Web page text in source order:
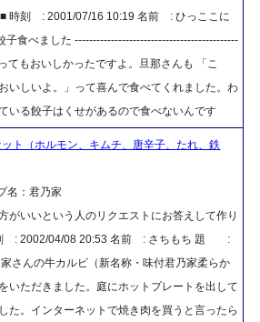
時刻 : 2001/07/16 10:19 名前 : ひっここに
食べました ---------------------------------------------
てもおいしかったですよ。旦那さんも 「こ
いしいよ。」って喜んで食べてくれました。わ
いる餃子はくせがあるので食べないんです
ト（ホルモン、キムチ、唐辛子、たれ、鉄
名：君乃家
がいいという人のリクエストにお答えして作り
刻 : 2002/04/08 20:53 名前 : さちもち 題 :
さんの牛カルビ（新名称・味付君乃家柔らか
いただきました。庭にホットプレートを出して
た。インターネットで焼き肉を買うと言ったら